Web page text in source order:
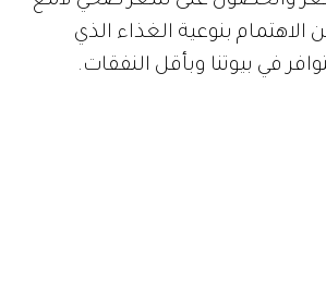
الاهتمام بنوعية الغذاء الذي
في بيوتنا وبأقل النفقات.